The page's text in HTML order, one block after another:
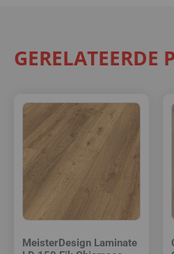
GERELATEERDE
MeisterDesign Laminate